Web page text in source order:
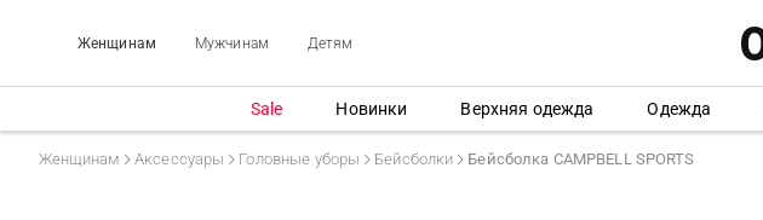
Женщинам Мужчинам Детям
Sale Новинки Верхняя одежда Одежда
Женщинам Аксессуары Головные уборы Бейсболки Бейсболка CAMPBELL SPORTS